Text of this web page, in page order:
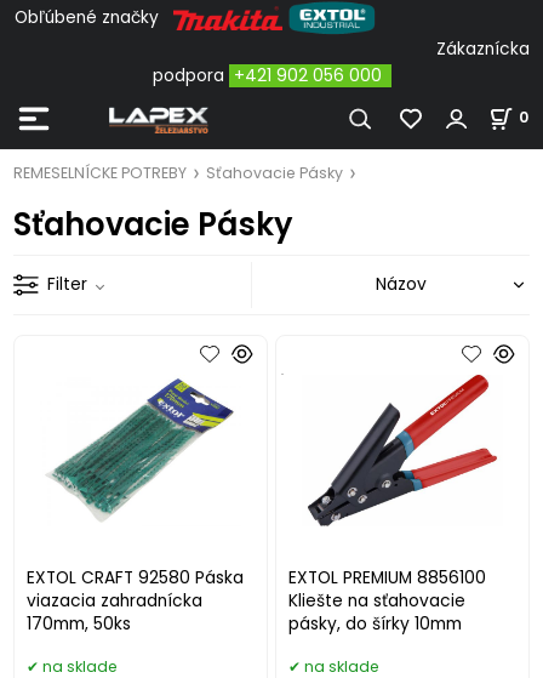
Obľúbené značky
Zákaznícka
podpora +421 902 056 000
0
REMESELNÍCKE POTREBY Sťahovacie Pásky
Sťahovacie Pásky
Filter
EXTOL CRAFT 92580 Páska
viazacia zahradnícka
170mm, 50ks
na sklade
EXTOL PREMIUM 8856100
Kliešte na sťahovacie
pásky, do šírky 10mm
.
na sklade